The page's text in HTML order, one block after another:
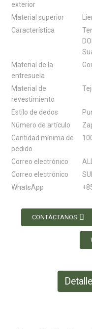
exterior
Material superior
Característica
Material de la
entresuela
Material de
revestimiento
Estilo de dedos
Número de artículo
Cantidad mínima de
pedido
Correo electrónico
Correo electrónico
WhatsApp
CONTÁCTANOS